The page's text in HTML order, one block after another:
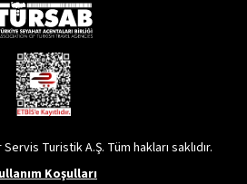
Turistik A.Ş. Tüm hakları saklıdır.
Koşulları